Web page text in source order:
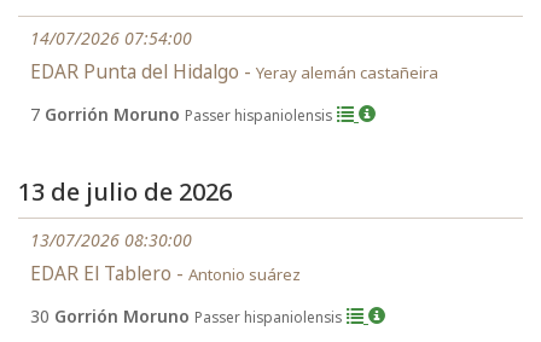
14/07/2026 07:54:00
EDAR Punta del Hidalgo - Yeray alemán castañeira
7 Gorrión Moruno Passer hispaniolensis
13 de julio de 2026
13/07/2026 08:30:00
EDAR El Tablero - Antonio suárez
30 Gorrión Moruno Passer hispaniolensis